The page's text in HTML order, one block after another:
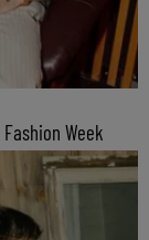
Week